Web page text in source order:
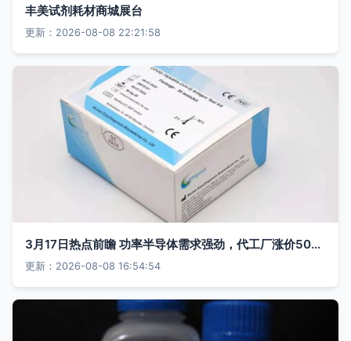
丰美试剂耗材商城展台
更新：2026-08-08 22:21:58
3月17日热点前瞻 功率半导体需求强劲，代工厂涨价50%触及试剂耗材端
更新：2026-08-08 16:54:54